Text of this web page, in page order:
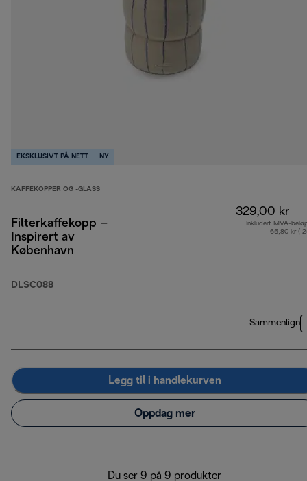
EKSKLUSIVT PÅ NETT NY
KAFFEKOPPER OG -GLASS
Filterkaffekopp –
Inspirert av
København
DLSC088
329,00 kr
Inkludert MVA-
65,80 kr (
Sammenlign
Legg til i handlekurven
Oppdag mer
Du ser 9 på 9 produkter